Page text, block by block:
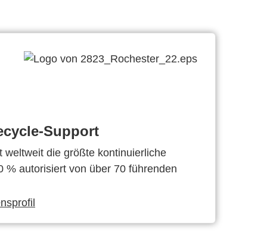
Support
weltweit die größte kontinuierliche
% autorisiert von über 70 führenden